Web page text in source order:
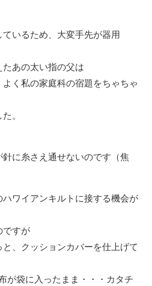
いるため、大変手先が器用
あの太い指の父は
く私の家庭科の宿題をちゃちゃ
。
に糸さえ通せないのです（焦
ワイアンキルトに接する機会が
ですが
、クッションカバーを仕上げて
が袋に入ったまま・・・カタチ